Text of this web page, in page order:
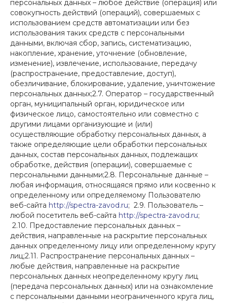
персональных данных – любое действие (операция) или
совокупность действий (операций), совершаемых с
использованием средств автоматизации или без
использования таких средств с персональными
данными, включая сбор, запись, систематизацию,
накопление, хранение, уточнение (обновление,
изменение), извлечение, использование, передачу
(распространение, предоставление, доступ),
обезличивание, блокирование, удаление, уничтожение
персональных данных;2.7. Оператор – государственный
орган, муниципальный орган, юридическое или
физическое лицо, самостоятельно или совместно с
другими лицами организующие и (или)
осуществляющие обработку персональных данных, а
также определяющие цели обработки персональных
данных, состав персональных данных, подлежащих
обработке, действия (операции), совершаемые с
персональными данными;2.8. Персональные данные –
любая информация, относящаяся прямо или косвенно к
определенному или определяемому Пользователю
веб-сайта http://spectra-zavod.ru; 2.9. Пользователь –
любой посетитель веб-сайта http://spectra-zavod.ru;
2.10. Предоставление персональных данных –
действия, направленные на раскрытие персональных
данных определенному лицу или определенному кругу
лиц;2.11. Распространение персональных данных –
любые действия, направленные на раскрытие
персональных данных неопределенному кругу лиц
(передача персональных данных) или на ознакомление
с персональными данными неограниченного круга лиц,